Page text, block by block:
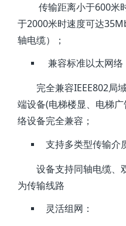
传输距离小于600米
于2000米时速度可达
轴电缆）；
兼容标准以太网络
完全兼容IEEE802局
端设备(电梯楼显、电梯
络设备完全兼容；
支持多类型传输介
设备支持同轴电缆、
为传输线路
灵活组网：